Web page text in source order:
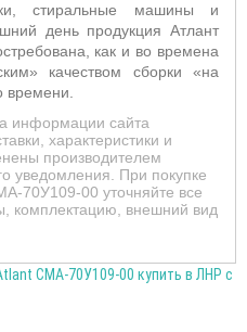
стиральные машины и
день продукция Атлант
как и во времена
качеством сборки «на
времени.
информации сайта
характеристики и
производителем
уведомления. При покупке
70У109-00 уточняйте все
комплектацию, внешний вид
СМА-70У109-00 купить в ЛНР с